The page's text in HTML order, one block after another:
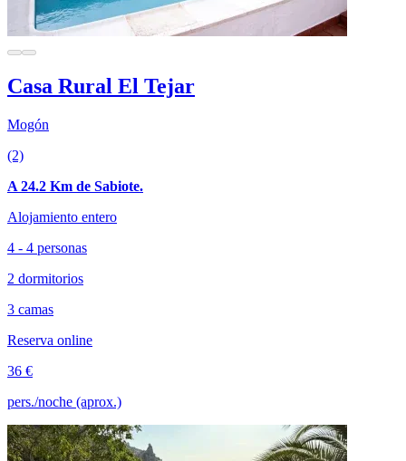
Casa Rural El Tejar
Mogón
(2)
A 24.2 Km de Sabiote.
Alojamiento entero
4 - 4 personas
2 dormitorios
3 camas
Reserva online
36 €
pers./noche (aprox.)